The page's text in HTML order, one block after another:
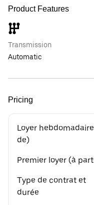
Product Features
Transmission
Automatic
Pricing
Loyer
de)
Premier loyer (à
Type de contrat et
durée